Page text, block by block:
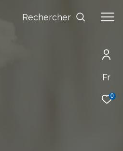
Fr
0
Rechercher